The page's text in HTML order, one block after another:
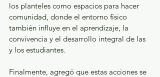
los planteles como espacios para hacer
comunidad, donde el entorno físico
también influye en el aprendizaje, la
convivencia y el desarrollo integral de las
y los estudiantes.
Finalmente, agregó que estas acciones se